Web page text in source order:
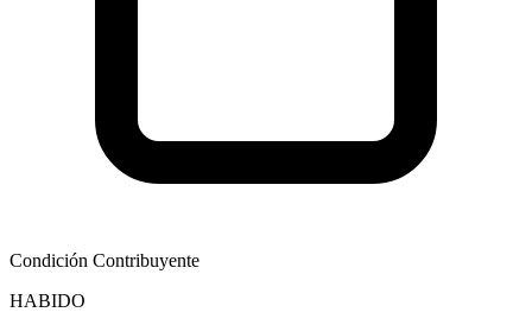
Condición Contribuyente
HABIDO